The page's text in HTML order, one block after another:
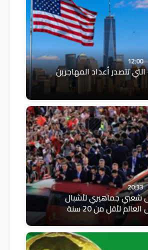
12:00
التي تتصدر أعداد المهاجرين
20:33
شعبي جماهيري لأشبال
لأقل من 20 سنة